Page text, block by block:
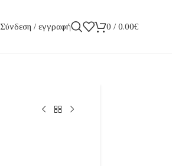
Σύνδεση / εγγραφή 0 / 0.00€